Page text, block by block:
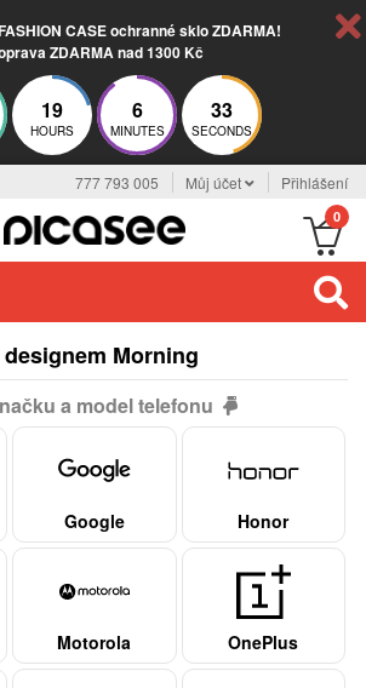
CASE ochranné sklo ZDARMA!
ZDARMA nad 1300 Kč
19
HOURS
6
MINUTES
33
SECONDS
777 793 005 Můj účet Přihlášení
0
Morning
a model telefonu
Google Honor
Motorola OnePlus